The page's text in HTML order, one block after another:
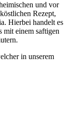
und vor
Rezept,
Hier­bei han­delt es
mit einem saf­ti­gen
in unse­rem